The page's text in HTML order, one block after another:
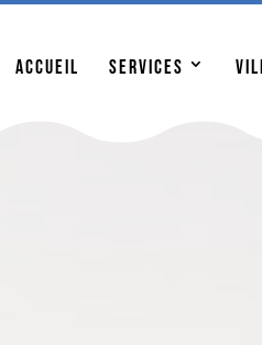
Accueil Services